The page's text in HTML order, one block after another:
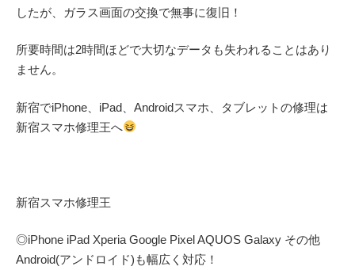
したが、ガラス画面の交換で無事に復旧！
所要時間は2時間ほどで大切なデータも失われることはあり
ません。
新宿でiPhone、iPad、Androidスマホ、タブレットの修理は
新宿スマホ修理王へ
新宿スマホ修理王
◎iPhone iPad Xperia Google Pixel AQUOS Galaxy その他
Android(アンドロイド) も幅広く対応！